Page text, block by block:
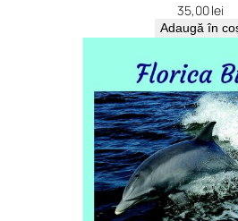
35,00lei
Adaugă în